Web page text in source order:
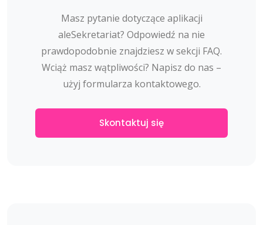
Masz pytanie dotyczące aplikacji
aleSekretariat? Odpowiedź na nie
prawdopodobnie znajdziesz w sekcji FAQ.
Wciąż masz wątpliwości? Napisz do nas –
użyj formularza kontaktowego.
Skontaktuj się